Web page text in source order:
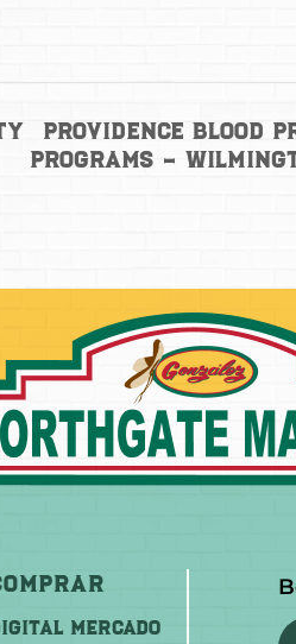
Providence Blood
Programs –
MERCADO